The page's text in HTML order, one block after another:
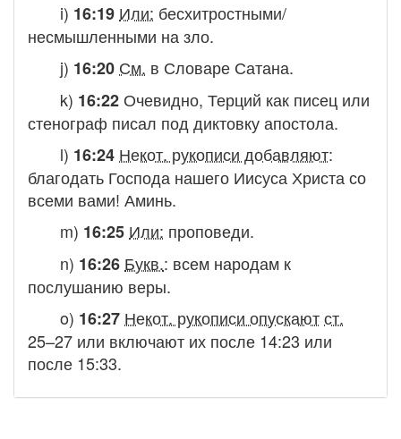
i) 16:19 Или: бесхитростными/
несмышленными на зло.
j) 16:20 См. в Словаре Сатана.
k) 16:22 Очевидно, Терций как писец или
стенограф писал под диктовку апостола.
l) 16:24 Некот. рукописи добавляют:
благодать Господа нашего Иисуса Христа со
всеми вами! Аминь.
m) 16:25 Или: проповеди.
n) 16:26 Букв.: всем народам к
послушанию веры.
o) 16:27 Некот. рукописи опускаютст.
25–27 или включают их после 14:23 или
после 15:33.